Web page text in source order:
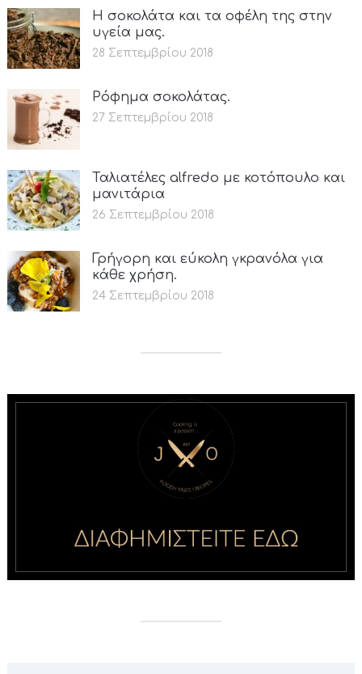
Η σοκολάτα και τα οφέλη της στην
υγεία μας.
28 Σεπτεμβρίου 2018
Ρόφημα σοκολάτας.
27 Σεπτεμβρίου 2018
Ταλιατέλες alfredo με κοτόπουλο και
μανιτάρια
26 Σεπτεμβρίου 2018
Γρήγορη και εύκολη γκρανόλα για
κάθε χρήση.
24 Σεπτεμβρίου 2018